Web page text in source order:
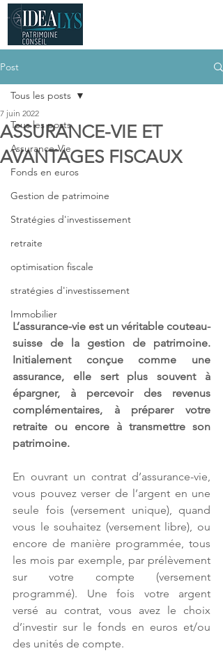
Post
Tous les posts
Assurance-Vie
Fonds en euros
Gestion de patrimoine
Stratégies d'investissement
retraite
optimisation fiscale
stratégies d'investissement
Immobilier
Tous les posts
ASSURANCE-VIE ET
AVANTAGES FISCAUX
7 juin 2022
L’assurance-vie est un véritable couteau-
suisse de la gestion de patrimoine.
Initialement conçue comme une
assurance, elle sert plus souvent à
épargner, à percevoir des revenus
complémentaires, à préparer votre
retraite ou encore à transmettre son
patrimoine.
En ouvrant un contrat d’assurance-vie,
vous pouvez verser de l’argent en une
seule fois (versement unique), quand
vous le souhaitez (versement libre), ou
encore de manière programmée, tous
les mois par exemple, par prélèvement
sur votre compte (versement
programmé). Une fois votre argent
versé au contrat, vous avez le choix
d’investir sur le fonds en euros et/ou
des unités de compte.